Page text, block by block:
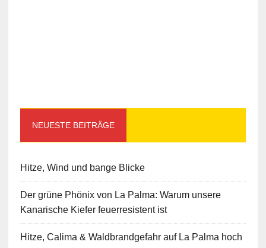
NEUESTE BEITRÄGE
Hitze, Wind und bange Blicke
Der grüne Phönix von La Palma: Warum unsere
Kanarische Kiefer feuerresistent ist
Hitze, Calima & Waldbrandgefahr auf La Palma hoch